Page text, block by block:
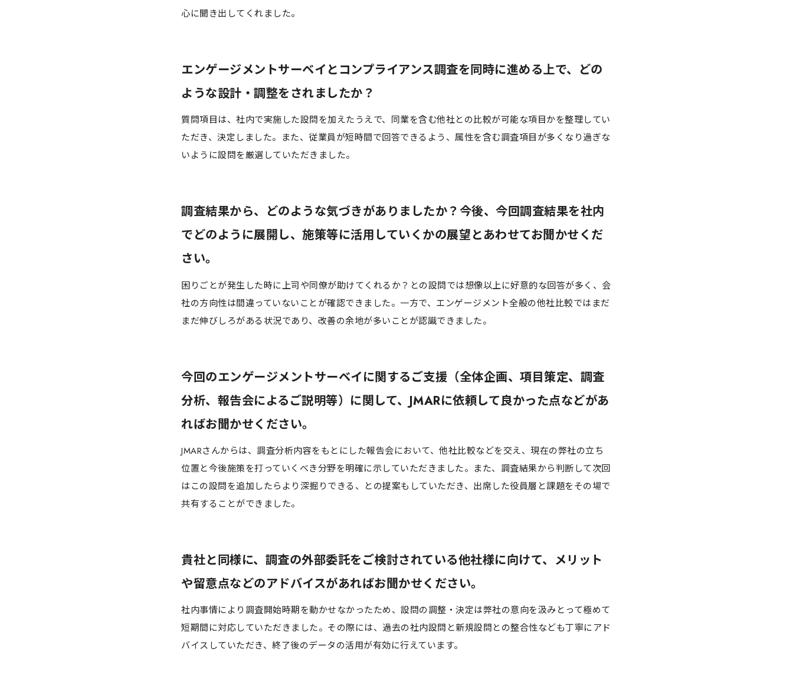
心に聞き出してくれました。
エンゲージメントサーベイとコンプライアンス調査を同時に進める上で、どの
ような設計・調整をされましたか？
質問項目は、社内で実施した設問を加えたうえで、同業を含む他社との比較が可能な項目かを整理してい
ただき、決定しました。また、従業員が短時間で回答できるよう、属性を含む調査項目が多くなり過ぎな
いように設問を厳選していただきました。
調査結果から、どのような気づきがありましたか？今後、今回調査結果を社内
でどのように展開し、施策等に活用していくかの展望とあわせてお聞かせくだ
さい。
困りごとが発生した時に上司や同僚が助けてくれるか？との設問では想像以上に好意的な回答が多く、会
社の方向性は間違っていないことが確認できました。一方で、エンゲージメント全般の他社比較ではまだ
まだ伸びしろがある状況であり、改善の余地が多いことが認識できました。
今回のエンゲージメントサーベイに関するご支援（全体企画、項目策定、調査
分析、報告会によるご説明等）に関して、JMARに依頼して良かった点などがあ
ればお聞かせください。
JMARさんからは、調査分析内容をもとにした報告会において、他社比較などを交え、現在の弊社の立ち
位置と今後施策を打っていくべき分野を明確に示していただきました。また、調査結果から判断して次回
はこの設問を追加したらより深掘りできる、との提案もしていただき、出席した役員層と課題をその場で
共有することができました。
貴社と同様に、調査の外部委託をご検討されている他社様に向けて、メリット
や留意点などのアドバイスがあればお聞かせください。
社内事情により調査開始時期を動かせなかったため、設問の調整・決定は弊社の意向を汲みとって極めて
短期間に対応していただきました。その際には、過去の社内設問と新規設問との整合性なども丁寧にアド
バイスしていただき、終了後のデータの活用が有効に行えています。